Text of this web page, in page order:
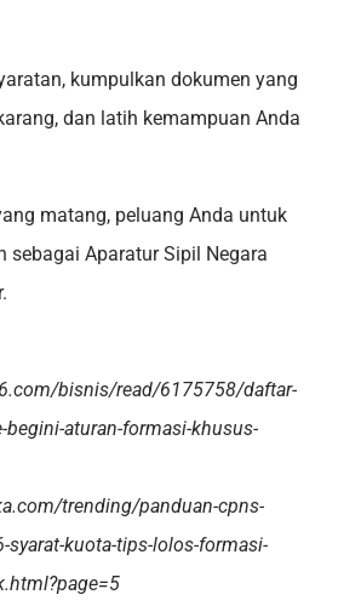
kumpulkan dokumen yang
dan latih kemampuan Anda
matang, peluang Anda untuk
sebagai Aparatur Sipil Negara
bisnis/read/6175758/daftar-
aturan-formasi-khusus-
trending/panduan-cpns-
syarat-kuota-tips-lolos-formasi-